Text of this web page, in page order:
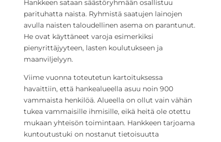
Hankkeen sataan säästöryhmään osallistuu
parituhatta naista. Ryhmistä saatujen lainojen
avulla naisten taloudellinen asema on parantunut.
He ovat käyttäneet varoja esimerkiksi
pienyrittäjyyteen, lasten koulutukseen ja
maanviljelyyn.
Viime vuonna toteutetun kartoituksessa
havaittiin, että hankealueella asuu noin 900
vammaista henkilöä. Alueella on ollut vain vähän
tukea vammaisille ihmisille, eikä heitä ole otettu
mukaan yhteisön toimintaan. Hankkeen tarjoama
kuntoutustuki on nostanut tietoisuutta